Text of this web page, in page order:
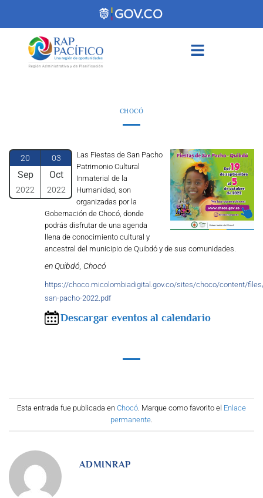
CHOCÓ
20
Sep
2022
03
Oct
2022
Las Fiestas de San Pacho
Patrimonio Cultural
Inmaterial de la
Humanidad, son
organizadas por la
Gobernación de Chocó, donde
podrás disfrutar de una agenda
llena de conocimiento cultural y
ancestral del municipio de Quibdó y de sus comunidades.
en Quibdó, Chocó
https://choco.micolombiadigital.gov.co/sites/choco/content/
san-pacho-2022.pdf
Descargar eventos al calendario
Esta entrada fue publicada en Chocó. Marque como favorito el Enlace
permanente.
ADMINRAP